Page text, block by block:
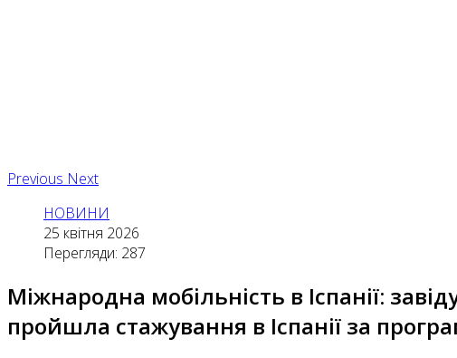
Previous Next
НОВИНИ
25 квітня 2026
Перегляди: 287
Міжнародна мобільність в Іспанії:
пройшла стажування в Іспанії за